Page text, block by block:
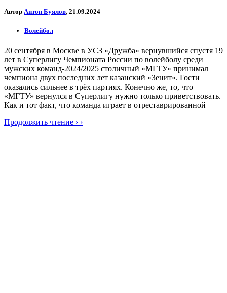
Автор Антон Буялов, 21.09.2024
Волейбол
20 сентября в Москве в УСЗ «Дружба» вернувшийся спустя 19
лет в Суперлигу Чемпионата России по волейболу среди
мужских команд-2024/2025 столичный «МГТУ» принимал
чемпиона двух последних лет казанский «Зенит». Гости
оказались сильнее в трёх партиях. Конечно же, то, что
«МГТУ» вернулся в Суперлигу нужно только приветствовать.
Как и тот факт, что команда играет в отреставрированной
Продолжить чтение › ›